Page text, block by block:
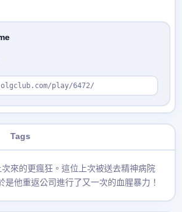
play/6472/
Tags
次來的更瘋狂。這位上次被送去精神病院
是他重返公司進行了又一次的血腥暴力！